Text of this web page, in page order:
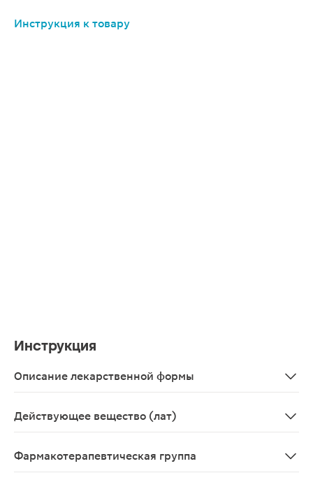
Инструкция к товару
Инструкция
Описание лекарственной формы
Действующее вещество (лат)
Фармакотерапевтическая группа